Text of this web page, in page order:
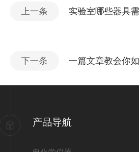
上一条 实验室哪些器具
下一条 一篇文章教会你
产品导航